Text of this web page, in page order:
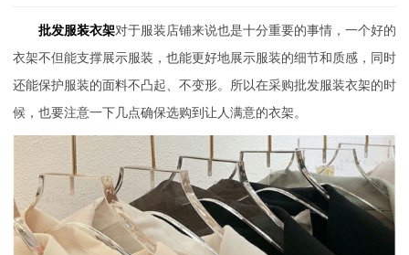
批发服装衣架对于服装店铺来说也是十分重要的事情，一个好的
衣架不但能支撑展示服装，也能更好地展示服装的细节和质感，同时
还能保护服装的面料不凸起、不变形。所以在采购批发服装衣架的时
候，也要注意一下几点确保选购到让人满意的衣架。